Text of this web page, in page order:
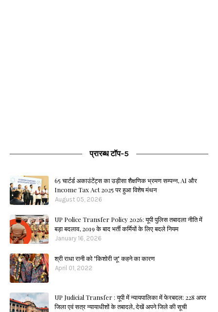
प्रारब्ध टॉप-5
65 चार्टर्ड अकाउंटेंट्स का उड़ीसा शैक्षणिक भ्रमण सम्पन्न, AI और
Income Tax Act 2025 पर हुआ विशेष मंथन
August 05, 2026
UP Police Transfer Policy 2026: यूपी पुलिस तबादला नीति में
बड़ा बदलाव, 2019 के बाद भर्ती कर्मियों के लिए बदले नियम
January 16, 2026
श्री राधा रानी को "किशोरी जू" कहने का कारण
April 01, 2022
UP Judicial Transfer : यूपी में न्यायपालिका में फेरबदल: 228 अपर
जिला एवं सत्र न्यायाधीशों के तबादले, देखें अपने जिले की सूची